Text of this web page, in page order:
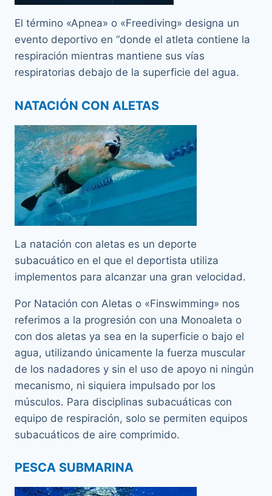
El término «Apnea» o «Freediving» designa un
evento deportivo en “donde el atleta contiene la
respiración mientras mantiene sus vías
respiratorias debajo de la superficie del agua.
NATACIÓN CON ALETAS
La natación con aletas es un deporte
subacuático en el que el deportista utiliza
implementos para alcanzar una gran velocidad.
Por Natación con Aletas o «Finswimming» nos
referimos a la progresión con una Monoaleta o
con dos aletas ya sea en la superficie o bajo el
agua, utilizando únicamente la fuerza muscular
de los nadadores y sin el uso de apoyo ni ningún
mecanismo, ni siquiera impulsado por los
músculos. Para disciplinas subacuáticas con
equipo de respiración, solo se permiten equipos
subacuáticos de aire comprimido.
PESCA SUBMARINA